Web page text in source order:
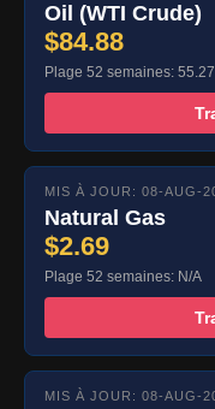
Oil (WTI Crude)
$84.88
Plage 52 semaines:
MIS À JOUR: 08-AUG-
Natural Gas
$2.69
Plage 52 semaines: N/A
MIS À JOUR: 08-AUG-